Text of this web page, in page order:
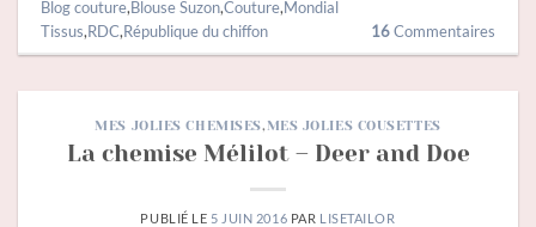
Blog couture,Blouse Suzon,Couture,Mondial
Tissus,RDC,République du chiffon 16Commentaires
MES JOLIES CHEMISES,MES JOLIES COUSETTES
La chemise Mélilot – Deer and Doe
PUBLIÉ LE 5 JUIN 2016 PAR LISETAILOR